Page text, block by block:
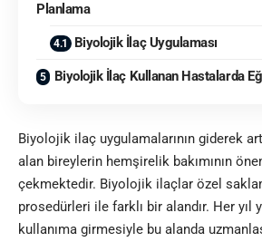
Planlama
Biyolojik İlaç Uygulaması
Biyolojik İlaç Kullanan Hastalarda
Biyolojik ilaç uygulamalarının giderek
alan bireylerin hemşirelik bakımının
çekmektedir. Biyolojik ilaçlar özel
prosedürleri ile farklı bir alandır. Her yıl
kullanıma girmesiyle bu alanda